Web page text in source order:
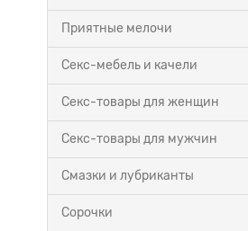
Приятные мелочи
Секс-мебель и качели
Секс-товары для женщин
Секс-товары для мужчин
Смазки и лубриканты
Сорочки